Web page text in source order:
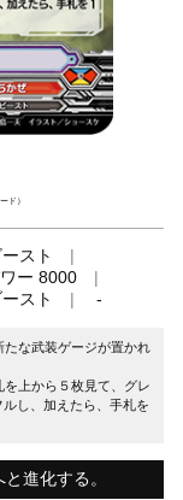
ド）
スト
ー 8000
スト -
たな武装ゲージが置かれ
を上から５枚見て、グレ
し、加えたら、手札を
進化する。